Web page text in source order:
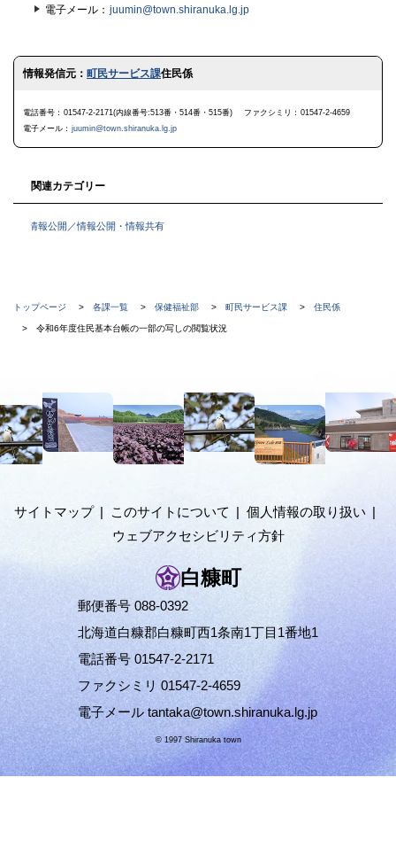
電子メール juumin@town.shiranuka.lg.jp
ト
る
情報発信元： 町民サービス課住民係
電話番号 01547-2-2171(内線番号:513番・514番・515番) ファクシミリ
01547-2-4659
電子メール
juumin@town.shiranuka.lg.jp
関連カテゴリー
情報公開／情報公開・情報共有
現
在
の
階
層
トップページ 各課一覧 保健福祉部 町民サービス課 住民係
令和6年度住民基本台帳の一部の写しの閲覧状況
文
へ
メ
サイトマップ このサイトについて
個人情報の取り扱い
ウェブアクセシビリティ方針
白糠町
郵便番号 088-0392
北海道白糠郡白糠町西1条南1丁目1番地1
電話番号 01547-2-2171
ファクシミリ 01547-2-4659
電子メール tantaka@town.shiranuka.lg.jp
© 1997 Shiranuka town